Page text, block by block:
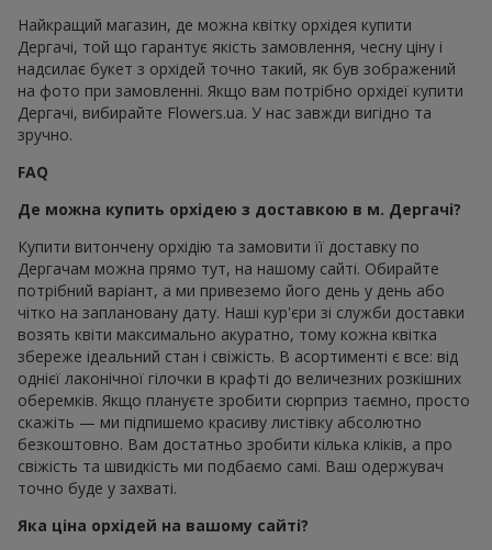
Найкращий магазин, де можна квітку орхідея купити
Дергачі, той що гарантує якість замовлення, чесну ціну і
надсилає букет з орхідей точно такий, як був зображений
на фото при замовленні. Якщо вам потрібно орхідеї купити
Дергачі, вибирайте Flowers.ua. У нас завжди вигідно та
зручно.
FAQ
Де можна купить орхідею з доставкою в м. Дергачі?
Купити витончену орхідію та замовити її доставку по
Дергачам можна прямо тут, на нашому сайті. Обирайте
потрібний варіант, а ми привеземо його день у день або
чітко на заплановану дату. Наші кур'єри зі служби доставки
возять квіти максимально акуратно, тому кожна квітка
збереже ідеальний стан і свіжість. В асортименті є все: від
однієї лаконічної гілочки в крафті до величезних розкішних
оберемків. Якщо плануєте зробити сюрприз таємно, просто
скажіть — ми підпишемо красиву листівку абсолютно
безкоштовно. Вам достатньо зробити кілька кліків, а про
свіжість та швидкість ми подбаємо самі. Ваш одержувач
точно буде у захваті.
Яка ціна орхідей на вашому сайті?